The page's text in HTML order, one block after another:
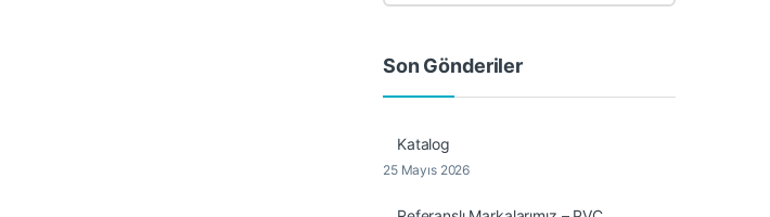
Son Gönderiler
Katalog
25 Mayıs 2026